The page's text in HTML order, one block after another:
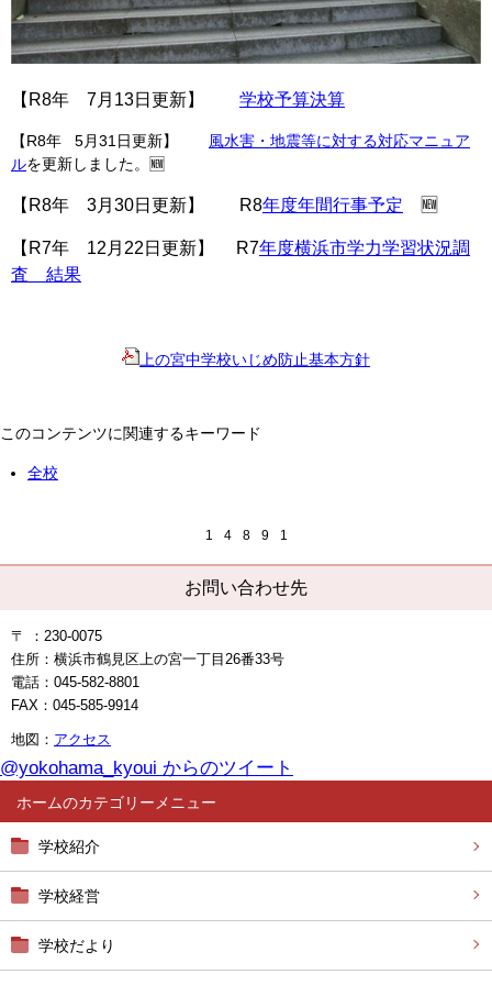
ホーム
学校紹介
学校経営
学校だより
【R8年 7月13日更新】 学校予算決算
【R8年 5月31日更新】 風水害・地震等に対する対応マニュア
ルを更新しました。 🆕
【R8年 3月30日更新】 R8年度年間行事予定 🆕
【R7年 12月22日更新】 R7年度横浜市学力学習状況調
査 結果
上の宮中学校いじめ防止基本方針
このコンテンツに関連するキーワード
全校
1 4 8 9 1
お問い合わせ先
〒 ：230-0075
住所：横浜市鶴見区上の宮一丁目26番33号
電話：045-582-8801
FAX：045-585-9914
地図： アクセス
@yokohama_kyoui からのツイート